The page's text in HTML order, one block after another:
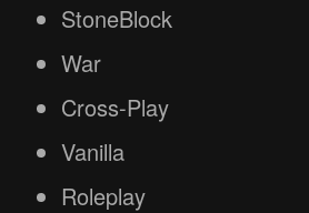
StoneBlock
War
Cross-Play
Vanilla
Roleplay